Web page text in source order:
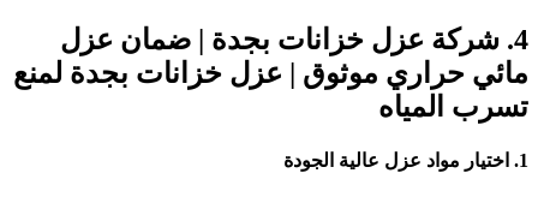
4. شركة عزل خزانات بجدة | ضمان عزل
مائي حراري موثوق | عزل خزانات بجدة لمنع
تسرب المياه
1. اختيار مواد عزل عالية الجودة